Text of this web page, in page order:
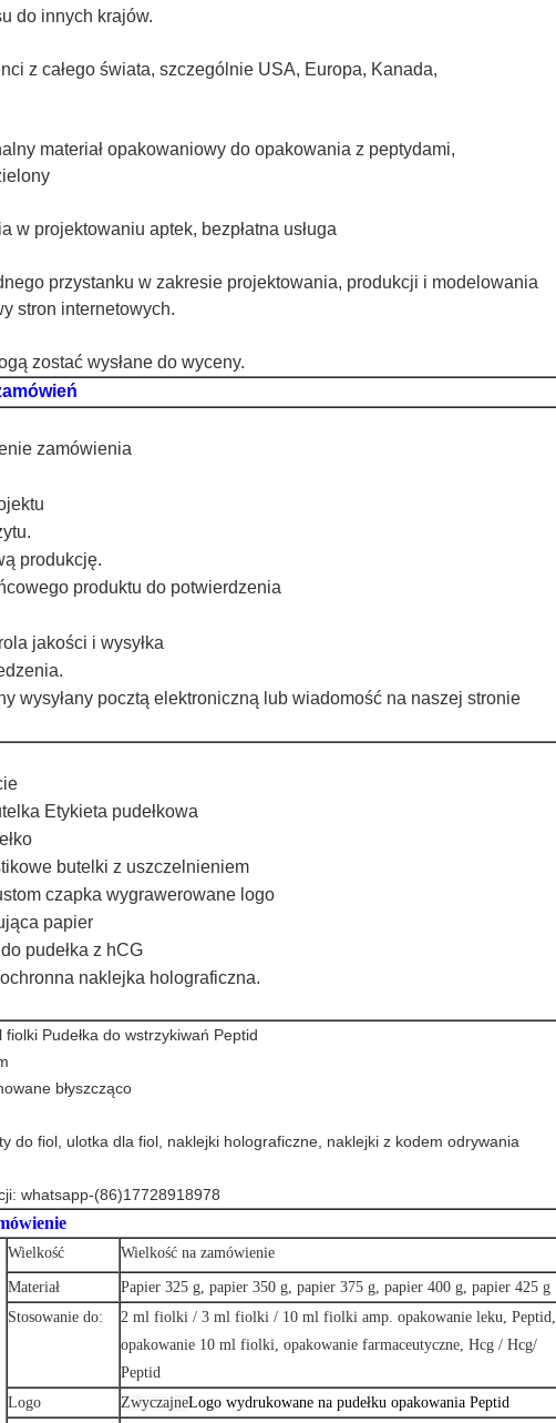
do innych krajów.
z całego świata, szczególnie USA, Europa, Kanada,
materiał opakowaniowy do opakowania z peptydami,
w projektowaniu aptek, bezpłatna usługa
przystanku w zakresie projektowania, produkcji i modelowania
stron internetowych.
zostać wysłane do wyceny.
zamówienia
produkcję.
produktu do potwierdzenia
jakości i wysyłka
wysyłany pocztą elektroniczną lub wiadomość na naszej stronie
Etykieta pudełkowa
butelki z uszczelnieniem
czapka wygrawerowane logo
papier
pudełka z hCG
naklejka holograficzna.
Pudełka do wstrzykiwań Peptid
błyszcząco
do fiol, ulotka dla fiol, naklejki holograficzne, naklejki z kodem odrywania
whatsapp-(86)17728918978
Wielkość Wielkość na zamówienie
Materiał
Papier 325 g, papier 350 g, papier 375 g, papier 400 g, papier 425 g
Stosowanie do:
2 ml fiolki / 3 ml fiolki / 10 ml fiolki amp. opakowanie leku, Peptid,
opakowanie 10 ml fiolki, opakowanie farmaceutyczne, Hcg / Hcg/
Peptid
Logo
ZwyczajneLogo wydrukowane na pudełku opakowania Peptid